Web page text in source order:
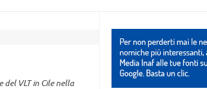
VLT in Cile nella